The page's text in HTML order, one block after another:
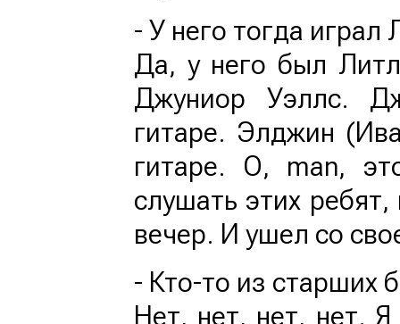
- У него тогда играл
Да, у него был
Джуниор Уэллс.
гитаре. Элджин
гитаре. О, man,
слушать этих
вечер. И ушел со
- Кто-то из старших
Нет, нет, нет, нет.